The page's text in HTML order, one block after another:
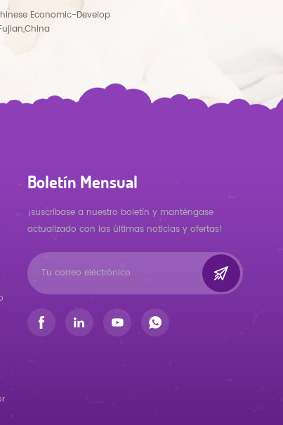
Economic-Develop
Boletín Mensual
¡suscríbase a nuestro boletín y manténgase
actualizado con las últimas noticias y ofertas!